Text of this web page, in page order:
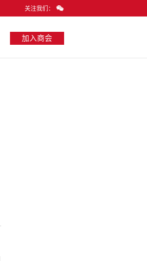
关注我们：
加入商会